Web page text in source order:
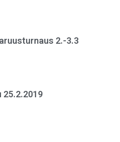
2.-3.3
25.2.2019